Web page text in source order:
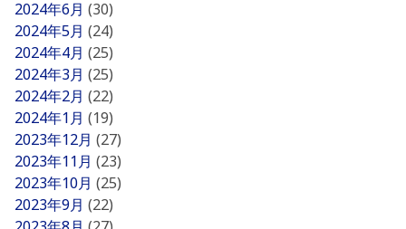
2024年6月 (30)
2024年5月 (24)
2024年4月 (25)
2024年3月 (25)
2024年2月 (22)
2024年1月 (19)
2023年12月 (27)
2023年11月 (23)
2023年10月 (25)
2023年9月 (22)